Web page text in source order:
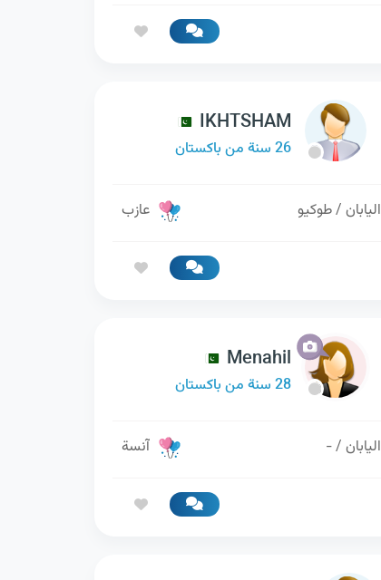
IKHTSHAM
26 سنة من باكستان
اليابان / طوكيو عازب
Menahil
28 سنة من باكستان
اليابان / - آنسة